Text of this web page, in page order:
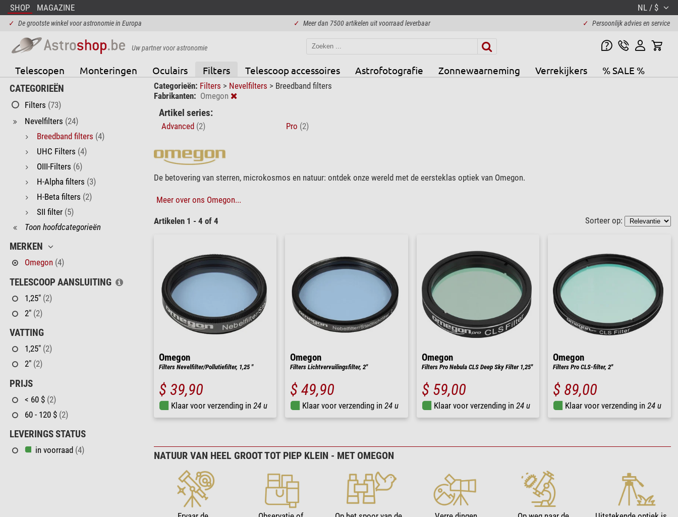
SHOP MAGAZINE NL / $
✓ De grootste winkel voor astronomie in Europa ✓ Meer dan 7500 artikelen uit voorraad leverbaar ✓ Persoonlijk advies en service
Uw partner voor astronomie
Telescopen Monteringen Oculairs Filters Telescoop accessoires Astrofotografie Zonnewaarneming Verrekijkers % SALE %
CATEGORIEËN
Filters (73)
Nevelfilters (24)
Breedband filters (4)
UHC Filters (4)
OIII-Filters (6)
H-Alpha filters (3)
H-Beta filters (2)
SII filter (5)
Toon hoofdcategorieën
MERKEN
Omegon (4)
TELESCOOP AANSLUITING
1,25" (2)
2" (2)
VATTING
1,25" (2)
2" (2)
PRIJS
< 60 $ (2)
60 - 120 $ (2)
LEVERINGS STATUS
in voorraad (4)
Categorieën: Filters > Nevelfilters > Breedband filters
Fabrikanten: Omegon
Artikel series:
Advanced (2) Pro (2)
De betovering van sterren, microkosmos en natuur: ontdek onze wereld met de eersteklas optiek van Omegon.
Meer over ons Omegon...
Artikelen 1 - 4 of 4 Sorteer op:
Omegon
Filters Nevelfilter/Pollutiefilter, 1,25 "
$ 39,90
Klaar voor verzending in 24 u
Omegon
Filters Lichtvervuilingsfilter, 2"
$ 49,90
Klaar voor verzending in 24 u
Omegon
Filters Pro Nebula CLS Deep Sky Filter 1,25''
$ 59,00
Klaar voor verzending in 24 u
Omegon
Filters Pro CLS-filter, 2''
$ 89,00
Klaar voor verzending in 24 u
NATUUR VAN HEEL GROOT TOT PIEP KLEIN - MET OMEGON